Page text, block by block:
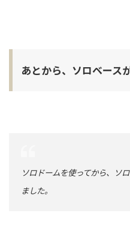
あとから、ソロベース
ソロドームを使ってから、ソ
ました。